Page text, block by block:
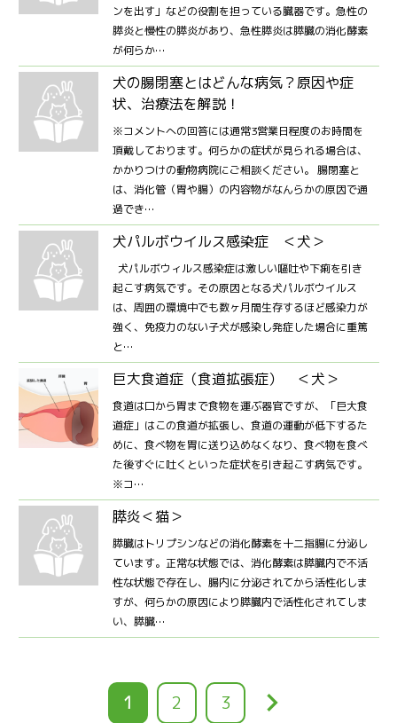
ンを出す」などの役割を担っている臓器です。急性の
膵炎と慢性の膵炎があり、急性膵炎は膵臓の消化酵素
が何らか…
犬の腸閉塞とはどんな病気？原因や症
状、治療法を解説！
※コメントへの回答には通常3営業日程度のお時間を
頂戴しております。何らかの症状が見られる場合は、
かかりつけの動物病院にご相談ください。 腸閉塞と
は、消化管（胃や腸）の内容物がなんらかの原因で通
過でき…
犬パルボウイルス感染症 ＜犬＞
犬パルボウィルス感染症は激しい嘔吐や下痢を引き
起こす病気です。その原因となる犬パルボウイルス
は、周囲の環境中でも数ヶ月間生存するほど感染力が
強く、免疫力のない子犬が感染し発症した場合に重篤
と…
巨大食道症（食道拡張症） ＜犬＞
食道は口から胃まで食物を運ぶ器官ですが、「巨大食
道症」はこの食道が拡張し、食道の運動が低下するた
めに、食べ物を胃に送り込めなくなり、食べ物を食べ
た後すぐに吐くといった症状を引き起こす病気です。
※コ…
膵炎＜猫＞
膵臓はトリプシンなどの消化酵素を十二指腸に分泌し
ています。正常な状態では、消化酵素は膵臓内で不活
性な状態で存在し、腸内に分泌されてから活性化しま
すが、何らかの原因により膵臓内で活性化されてしま
い、膵臓…
カ
1
ペ
2
ペ
3 keyboard_arrow_right